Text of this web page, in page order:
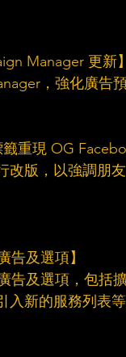
Manager 更
，強化廣告
籤重現 OG
改版，以強調朋
告及選項】
告及選項，包括
新的服務列表等